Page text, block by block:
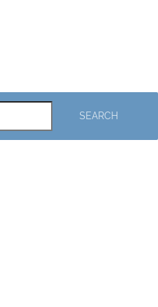
SEARCH